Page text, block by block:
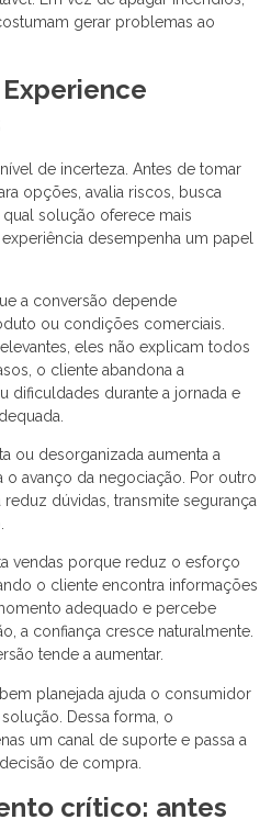
gerar problemas ao
de incerteza. Antes de tomar
opções, avalia riscos, busca
solução oferece mais
desempenha um papel
a conversão depende
ou condições comerciais.
eles não explicam todos
o cliente abandona a
dificuldades durante a jornada e
ou desorganizada aumenta a
avanço da negociação. Por outro
reduz dúvidas, transmite segurança
vendas porque reduz o esforço
o cliente encontra informações
adequado e percebe
a confiança cresce naturalmente.
tende a aumentar.
planejada ajuda o consumidor
Dessa forma, o
um canal de suporte e passa a
de compra.
crítico: antes